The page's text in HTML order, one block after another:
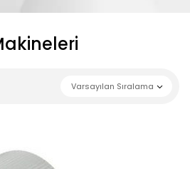
Varsayılan Sıralama